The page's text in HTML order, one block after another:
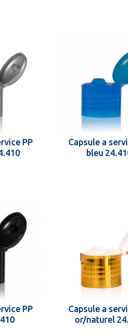
PP
Capsule a
bleu
PP
Capsule a
or/naturel